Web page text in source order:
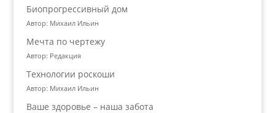
Биопрогрессивный дом
Автор: Михаил Ильин
Мечта по чертежу
Автор: Редакция
Технологии роскоши
Автор: Михаил Ильин
Ваше здоровье – наша забота